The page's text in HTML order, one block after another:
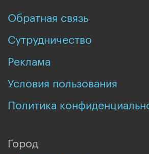
Обратная связь
Сутрудничество
Реклама
Условия пользования
Политика
Город